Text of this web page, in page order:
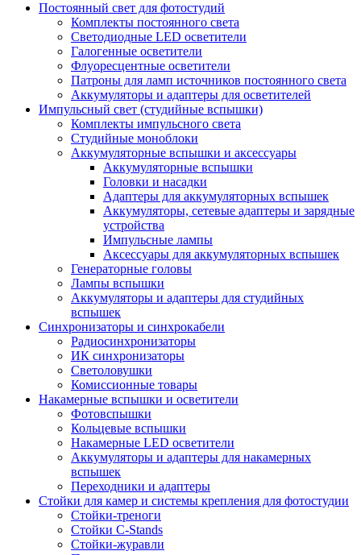
Постоянный свет для фотостудий
Комплекты постоянного света
Светодиодные LED осветители
Галогенные осветители
Флуоресцентные осветители
Патроны для ламп источников постоянного света
Аккумуляторы и адаптеры для осветителей
Импульсный свет (студийные вспышки)
Комплекты импульсного света
Студийные моноблоки
Аккумуляторные вспышки и аксессуары
Аккумуляторные вспышки
Головки и насадки
Адаптеры для аккумуляторных вспышек
Аккумуляторы, сетевые адаптеры и зарядные
устройства
Импульсные лампы
Аксессуары для аккумуляторных вспышек
Генераторные головы
Лампы вспышки
Аккумуляторы и адаптеры для студийных
вспышек
Синхронизаторы и синхрокабели
Радиосинхронизаторы
ИК синхронизаторы
Светоловушки
Комиссионные товары
Накамерные вспышки и осветители
Фотовспышки
Кольцевые вспышки
Накамерные LED осветители
Аккумуляторы и адаптеры для накамерных
вспышек
Переходники и адаптеры
Стойки для камер и системы крепления для фотостудии
Стойки-треноги
Стойки C-Stands
Стойки-журавли